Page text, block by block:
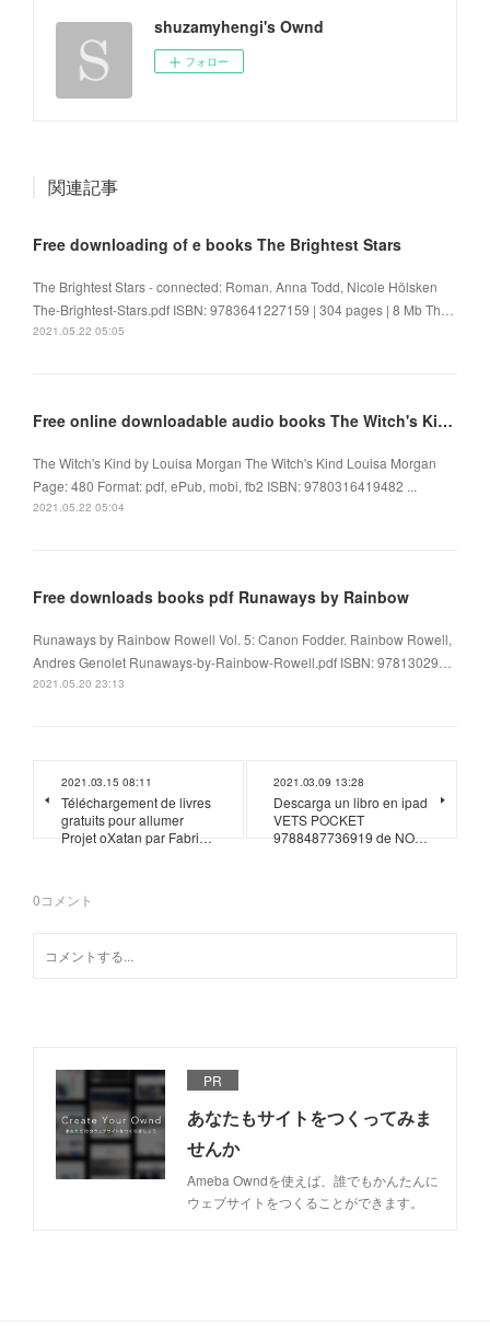
shuzamyhengi's Ownd
フォロー
関連記事
Free downloading of e books The Brightest Stars
The Brightest Stars - connected: Roman. Anna Todd, Nicole Hölsken
The-Brightest-Stars.pdf ISBN: 9783641227159 | 304 pages | 8 Mb Th…
2021.05.22 05:05
Free online downloadable audio books The Witch's Kind 9780316419482 by Louisa Morgan FB2 iBook
The Witch's Kind by Louisa Morgan The Witch's Kind Louisa Morgan
Page: 480 Format: pdf, ePub, mobi, fb2 ISBN: 9780316419482 ...
2021.05.22 05:04
Free downloads books pdf Runaways by Rainbow
Runaways by Rainbow Rowell Vol. 5: Canon Fodder. Rainbow Rowell,
Andres Genolet Runaways-by-Rainbow-Rowell.pdf ISBN: 97813029…
2021.05.20 23:13
2021.03.15 08:11
Téléchargement de livres
gratuits pour allumer
Projet oXatan par Fabri…
2021.03.09 13:28
Descarga un libro en ipad
VETS POCKET
9788487736919 de NO…
0コメント
PR
あなたもサイトをつくってみま
せんか
Ameba Owndを使えば、誰でもかんたんに
ウェブサイトをつくることができます。